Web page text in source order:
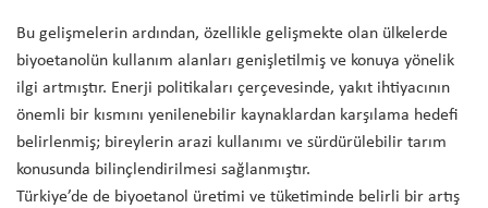
Bu gelişmelerin ardından, özellikle gelişmekte olan ülkelerde
biyoetanolün kullanım alanları genişletilmiş ve konuya yönelik
ilgi artmıştır. Enerji politikaları çerçevesinde, yakıt ihtiyacının
önemli bir kısmını yenilenebilir kaynaklardan karşılama hedefi
belirlenmiş; bireylerin arazi kullanımı ve sürdürülebilir tarım
konusunda bilinçlendirilmesi sağlanmıştır.
Türkiye’de de biyoetanol üretimi ve tüketiminde belirli bir artış